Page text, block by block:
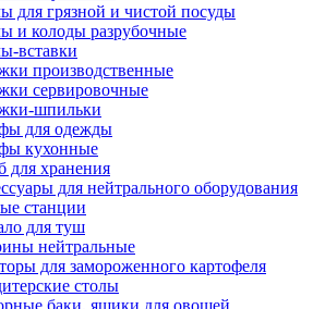
для грязной и чистой посуды
и колоды разрубочные
вставки
производственные
сервировочные
шпильки
для одежды
кухонные
для хранения
для нейтрального оборудования
станции
для туш
нейтральные
для замороженного картофеля
столы
баки, ящики для овощей